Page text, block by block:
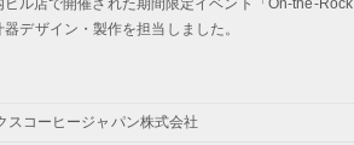
ル店で開催された期間限定イベント「On-the-Rock
デザイン・製作を担当しました。
スコーヒージャパン株式会社